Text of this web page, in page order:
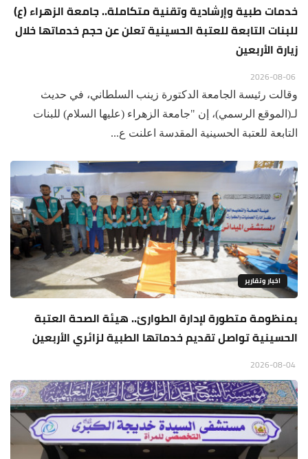
خدمات طبية وإرشادية وتقنية متكاملة.. جامعة الزهراء (ع)
للبنات التابعة للعتبة الحسينية تعلن عن حجم خدماتها خلال
زيارة الأربعين
وقالت رئيسة الجامعة الدكتورة زينب السلطاني، في حديث
لـ(الموقع الرسمي)، إن "جامعة الزهراء (عليها السلام) للبنات
التابعة للعتبة الحسينية المقدسة اعلنت ع...
اخبار وتقارير
بمنظومة متطورة لإدارة الطوارئ.. هيئة الصحة العتبة
الحسينية تواصل تقديم خدماتها الطبية لزائري الأربعين